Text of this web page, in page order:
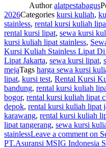
Authoralatpestabagus
2026Categories kursi kuliah,
stainless, rental kursi kuliah
rental kursi lipat, sewa kursi
kursi kuliah lipat stainless,
Kursi Kuliah Stainless Lipat
Lipat Jakarta, sewa kursi lipat,
mejaTags harga sewa kursi
lipat, kursi test, Rental Kursi
bandung, rental kursi kuliah
bogor, rental kursi kuliah lipat
depok, rental kursi kuliah lipat
karawang, rental kursi kuliah
lipat tangerang, sewa kursi
stainlessLeave a comment on
PT.Asuransi MSIG Indonesia